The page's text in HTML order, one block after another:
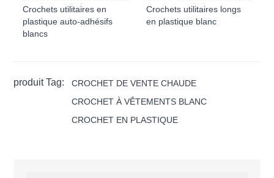
Crochets utilitaires en
plastique auto-adhésifs
blancs
Crochets utilitaires longs
en plastique blanc
produit Tag:
CROCHET DE VENTE CHAUDE
CROCHET À VÊTEMENTS BLANC
CROCHET EN PLASTIQUE